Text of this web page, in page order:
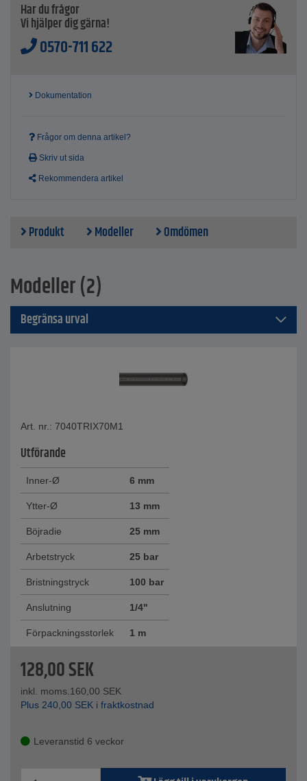
Ytter-Ø - 13 mm
Metervara
Har du frågor
Vi hjälper dig gärna!
0570-711 622
Dokumentation
Frågor om denna artikel?
Skriv ut sida
Rekommendera artikel
Produkt Modeller Omdömen
Modeller (2)
Begränsa urval
Art. nr.: 7040TRIX70M1
Utförande
Inner-Ø 6 mm
Ytter-Ø 13 mm
Böjradie 25 mm
Arbetstryck 25 bar
Bristningstryck 100 bar
Anslutning 1/4"
Förpackningsstorlek 1 m
128,00SEK
inkl. moms.160,00 SEK
Plus 240,00 SEK i fraktkostnad
Leveranstid 6 veckor